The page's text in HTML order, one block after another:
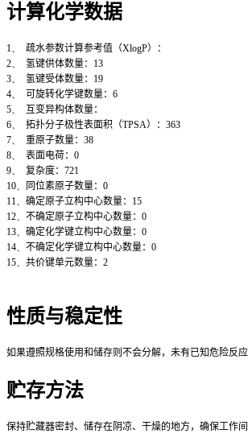
计算化学数据
1、 疏水参数计算参考值（XlogP）：
2、
氢键供体数量： 13
3、
氢键受体数量： 19
4、
可旋转化学键数量： 6
5、
互变异构体数量：
6、
拓扑分子极性表面积（TPSA）： 363
7、
重原子数量： 38
8、
表面电荷： 0
9、
复杂度： 721
10、
同位素原子数量： 0
11、 确定原子立构中心数量： 15
12、 不确定原子立构中心数量： 0
13、 确定化学键立构中心数量： 0
14、 不确定化学键立构中心数量： 0
15、 共价键单元数量： 2
性质与稳定性
如果遵照规格使用和储存则不会分解，未有已知危险反应
贮存方法
保持贮藏器密封、储存在阴凉、干燥的地方，确保工作